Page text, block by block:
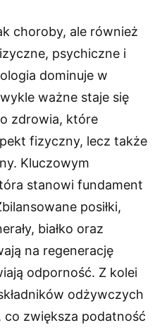
choroby, ale również
psychiczne i
dominuje w
ważne staje się
zdrowia, które
fizyczny, lecz także
Kluczowym
stanowi fundament
posiłki,
białko oraz
na regenerację
odporność. Z kolei
odżywczych
co zwiększa podatność